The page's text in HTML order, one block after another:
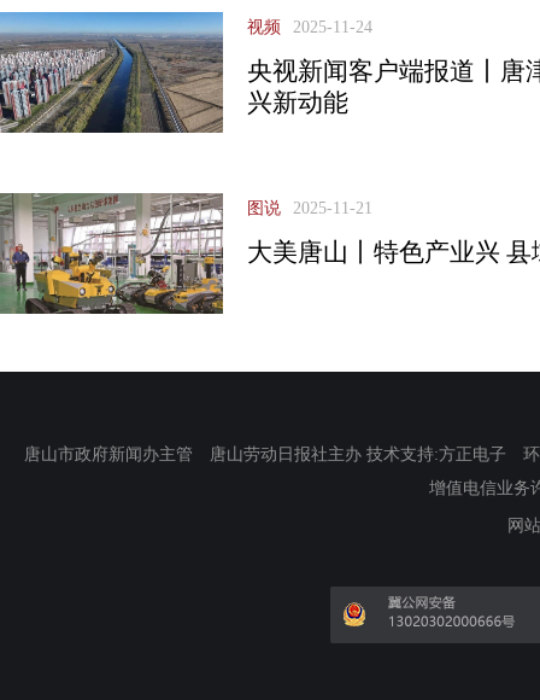
视频 2025-11-24
央视新闻客户端报道丨唐
兴新动能
图说 2025-11-21
大美唐山丨特色产业兴 县
唐山市政府新闻办主管 唐山劳动日报社主办 技术支持:方正电子
增值电信业务
网